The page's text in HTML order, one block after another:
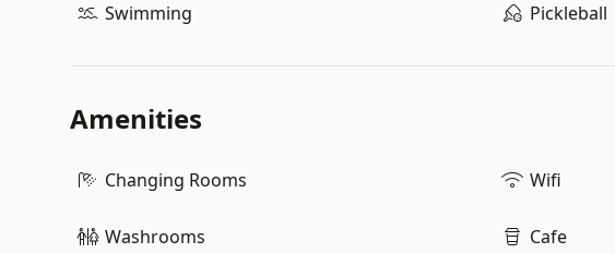
Swimming Pickleball
Amenities
Changing Rooms Wifi
Washrooms Cafe